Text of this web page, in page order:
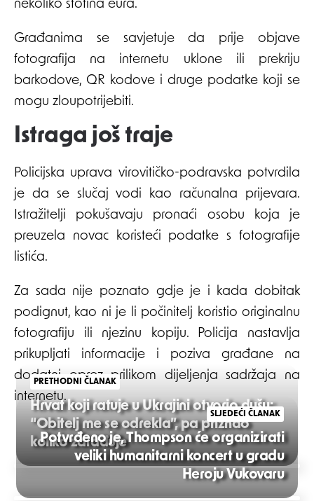
nekoliko stotina eura.
Građanima se savjetuje da prije objave
fotografija na internetu uklone ili prekriju
barkodove, QR kodove i druge podatke koji se
mogu zloupotrijebiti.
Istraga još traje
Policijska uprava virovitičko-podravska potvrdila
je da se slučaj vodi kao računalna prijevara.
Istražitelji pokušavaju pronaći osobu koja je
preuzela novac koristeći podatke s fotografije
listića.
Za sada nije poznato gdje je i kada dobitak
podignut, kao ni je li počinitelj koristio originalnu
fotografiju ili njezinu kopiju. Policija nastavlja
prikupljati informacije i poziva građane na
dodatni oprez prilikom dijeljenja sadržaja na
internetu.
Post
navigation
PRETHODNI ČLANAK
Hrvat koji ratuje u Ukrajini otvorio dušu:
“Obitelj me se odrekla”, pa priznao
koliko zarađuje
SLJEDEĆI ČLANAK
Potvrđeno je, Thompson će organizirati
veliki humanitarni koncert u gradu
Heroju Vukovaru